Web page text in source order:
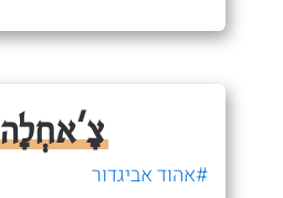
צָ'אחְלָה
#אהוד אביגדור